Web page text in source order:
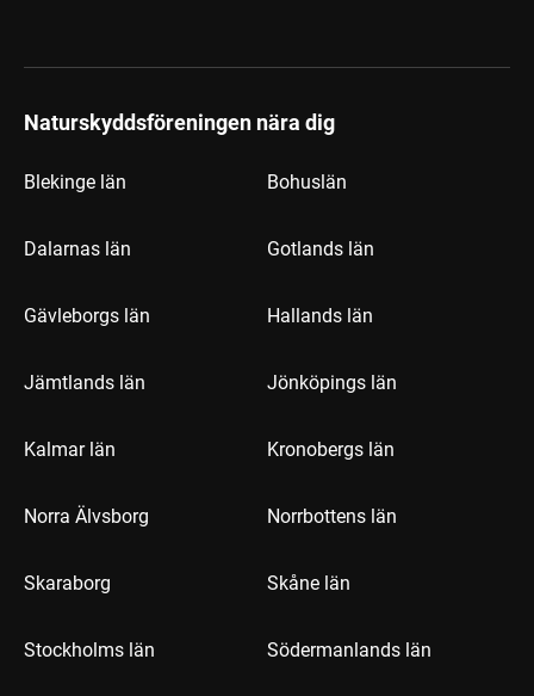
Naturskyddsföreningen nära dig
Blekinge län Bohuslän
Dalarnas län Gotlands län
Gävleborgs län Hallands län
Jämtlands län Jönköpings län
Kalmar län Kronobergs län
Norra Älvsborg Norrbottens län
Skaraborg Skåne län
Stockholms län Södermanlands län